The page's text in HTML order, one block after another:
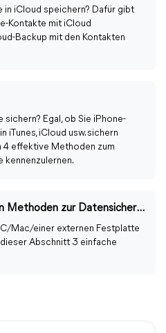
in iCloud speichern? Dafür gibt
Kontakte mit iCloud
Backup mit den Kontakten
Egal, ob Sie iPhone-
iTunes, iCloud usw. sichern
4 effektive Methoden zum
kennenzulernen.
iPhone sichern: Die besten Methoden zur Datensicherung
Mac/einer externen Festplatte
Abschnitt 3 einfache